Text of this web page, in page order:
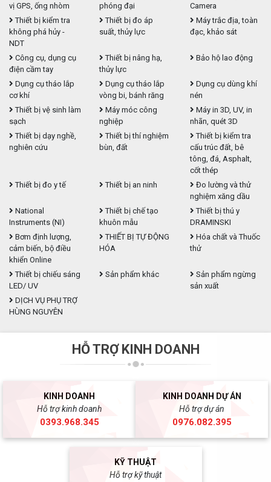
vị GPS, ống nhòm
phóng đại
Camera
Thiết bị kiểm tra
không phá hủy -
NDT
Thiết bị đo áp
suất, thủy lực
Máy trắc địa, toàn
đạc, khảo sát
Công cụ, dụng cụ
điện cầm tay
Thiết bị nâng hạ,
thủy lực
Bảo hộ lao động
Dụng cụ tháo lắp
cơ khí
Dụng cụ tháo lắp
vòng bi, bánh răng
Dụng cụ dùng khí
nén
Thiết bị vệ sinh làm
sạch
Máy móc công
nghiệp
Máy in 3D, UV, in
nhãn, quét 3D
Thiết bị dạy nghề,
nghiên cứu
Thiết bị thí nghiệm
bùn, đất
Thiết bị kiểm tra
cấu trúc đất, bê
tông, đá, Asphalt,
cốt thép
Thiết bị đo y tế
Thiết bị an ninh
Đo lường và thử
nghiệm xăng dầu
National
Instruments (NI)
Thiết bị chế tạo
khuôn mẫu
Thiết bị thú y
DRAMINSKI
Bơm định lượng,
cảm biến, bộ điều
khiển Online
THIẾT BỊ TỰ ĐỘNG
HÓA
Hóa chất và Thuốc
thử
Thiết bị chiếu sáng
LED/ UV
Sản phẩm khác
Sản phẩm ngừng
sản xuất
DỊCH VỤ PHỤ TRỢ
HÙNG NGUYÊN
HỖ TRỢ KINH DOANH
KINH DOANH
Hỗ trợ kinh doanh
0393.968.345
KINH DOANH DỰ ÁN
Hỗ trợ dự án
0976.082.395
KỸ THUẬT
Hỗ trợ kỹ thuật